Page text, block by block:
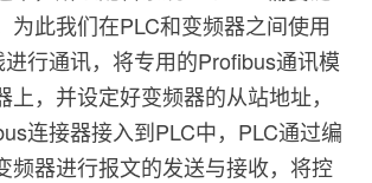
为此我们在PLC和变频器之间使用
行通讯，将专用的Profibus通讯模
上，并设定好变频器的从站地址，
连接器接入到PLC中，PLC通过编
频器进行报文的发送与接收，将控